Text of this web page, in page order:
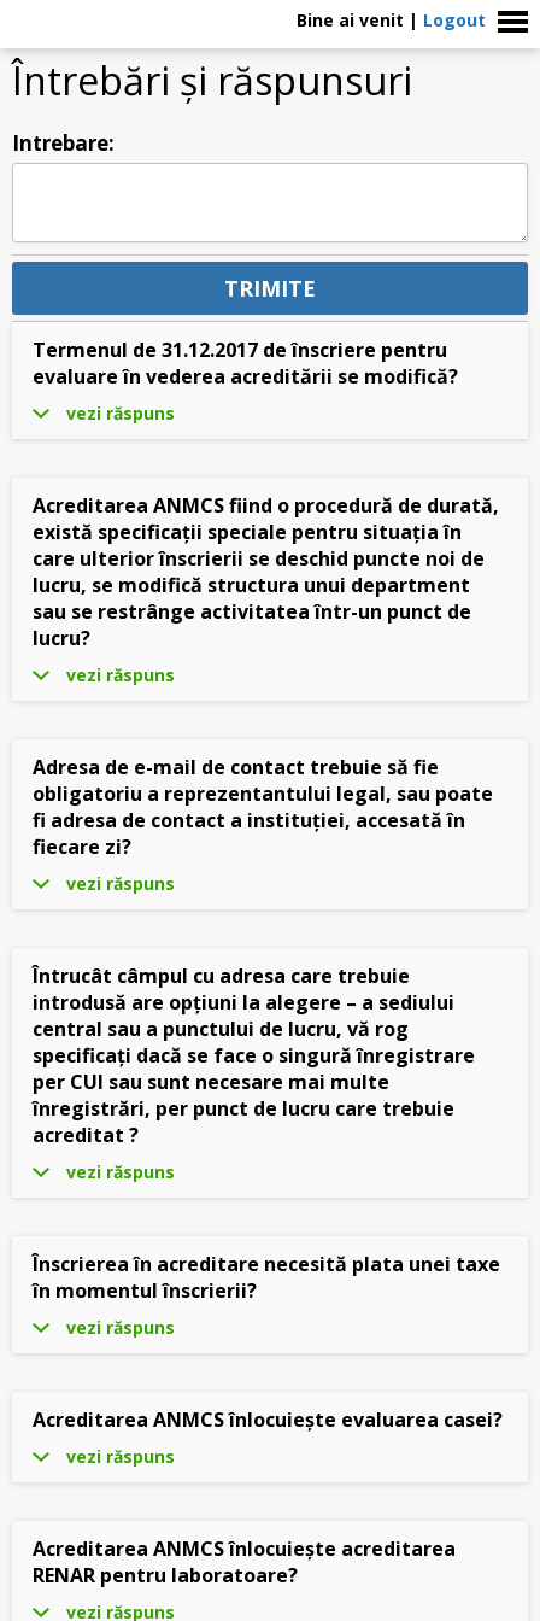
Bine ai venit | Logout
Întrebări şi răspunsuri
Intrebare:
Termenul de 31.12.2017 de înscriere pentru
evaluare în vederea acreditării se modifică?
vezi răspuns
Acreditarea ANMCS fiind o procedură de durată,
există specificații speciale pentru situația în
care ulterior înscrierii se deschid puncte noi de
lucru, se modifică structura unui department
sau se restrânge activitatea într-un punct de
lucru?
vezi răspuns
Adresa de e-mail de contact trebuie să fie
obligatoriu a reprezentantului legal, sau poate
fi adresa de contact a instituției, accesată în
fiecare zi?
vezi răspuns
Întrucât câmpul cu adresa care trebuie
introdusă are opțiuni la alegere – a sediului
central sau a punctului de lucru, vă rog
specificați dacă se face o singură înregistrare
per CUI sau sunt necesare mai multe
înregistrări, per punct de lucru care trebuie
acreditat ?
vezi răspuns
Înscrierea în acreditare necesită plata unei taxe
în momentul înscrierii?
vezi răspuns
Acreditarea ANMCS înlocuiește evaluarea casei?
vezi răspuns
Acreditarea ANMCS înlocuiește acreditarea
RENAR pentru laboratoare?
vezi răspuns